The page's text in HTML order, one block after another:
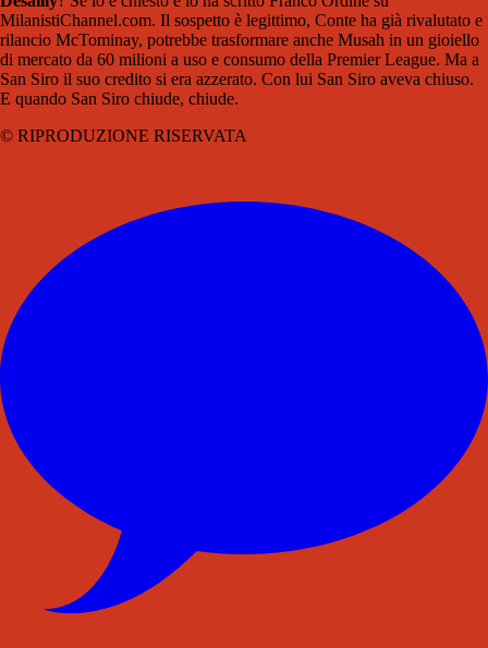
MilanistiChannel.com. Il sospetto è legittimo, Conte ha già rivalutato e
rilancio McTominay, potrebbe trasformare anche Musah in un gioiello
di mercato da 60 milioni a uso e consumo della Premier League. Ma a
San Siro il suo credito si era azzerato. Con lui San Siro aveva chiuso.
E quando San Siro chiude, chiude.
© RIPRODUZIONE RISERVATA